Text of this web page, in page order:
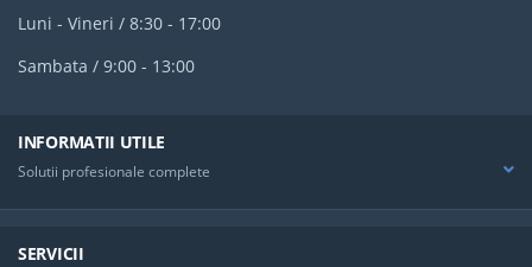
Luni - Vineri / 8:30 - 17:00
Sambata / 9:00 - 13:00
INFORMATII UTILE
Solutii profesionale complete
SERVICII